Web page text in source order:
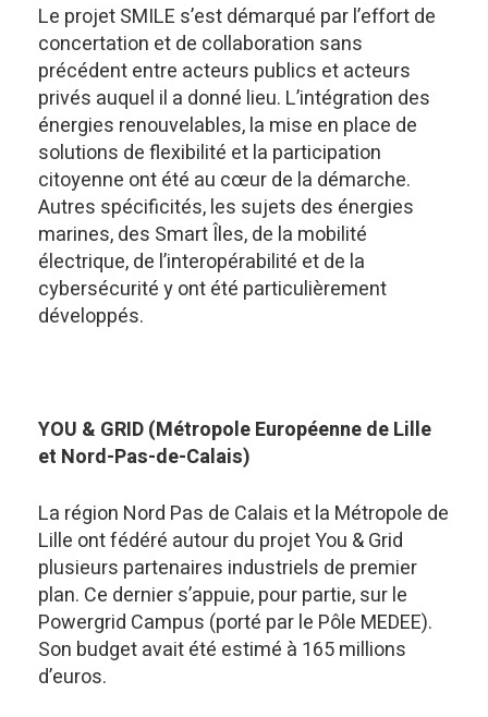
Le projet SMILE s’est démarqué par l’effort de
concertation et de collaboration sans
précédent entre acteurs publics et acteurs
privés auquel il a donné lieu. L’intégration des
énergies renouvelables, la mise en place de
solutions de flexibilité et la participation
citoyenne ont été au cœur de la démarche.
Autres spécificités, les sujets des énergies
marines, des Smart Îles, de la mobilité
électrique, de l’interopérabilité et de la
cybersécurité y ont été particulièrement
développés.
YOU & GRID (Métropole Européenne de Lille
et Nord-Pas-de-Calais)
La région Nord Pas de Calais et la Métropole de
Lille ont fédéré autour du projet You & Grid
plusieurs partenaires industriels de premier
plan. Ce dernier s’appuie, pour partie, sur le
Powergrid Campus (porté par le Pôle MEDEE).
Son budget avait été estimé à 165 millions
d’euros.